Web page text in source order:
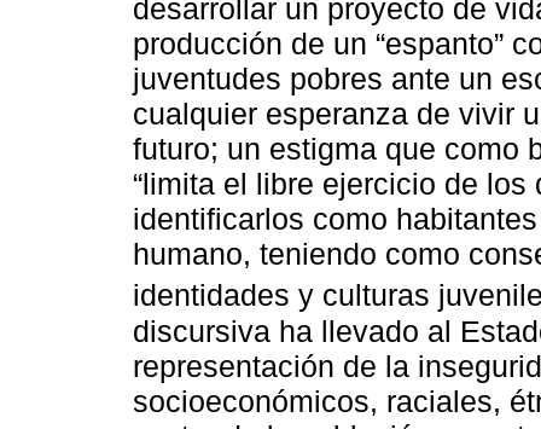
desarrollar un proyecto de
producción de un “espanto”
juventudes pobres ante un
cualquier esperanza de vivir
futuro; un estigma que como
“limita el libre ejercicio de
identificarlos como
humano, teniendo como
identidades y culturas
discursiva ha llevado al
representación de la
socioeconómicos, raciales,